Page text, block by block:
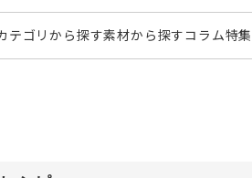
テゴリから探す素材から探すコラム特集